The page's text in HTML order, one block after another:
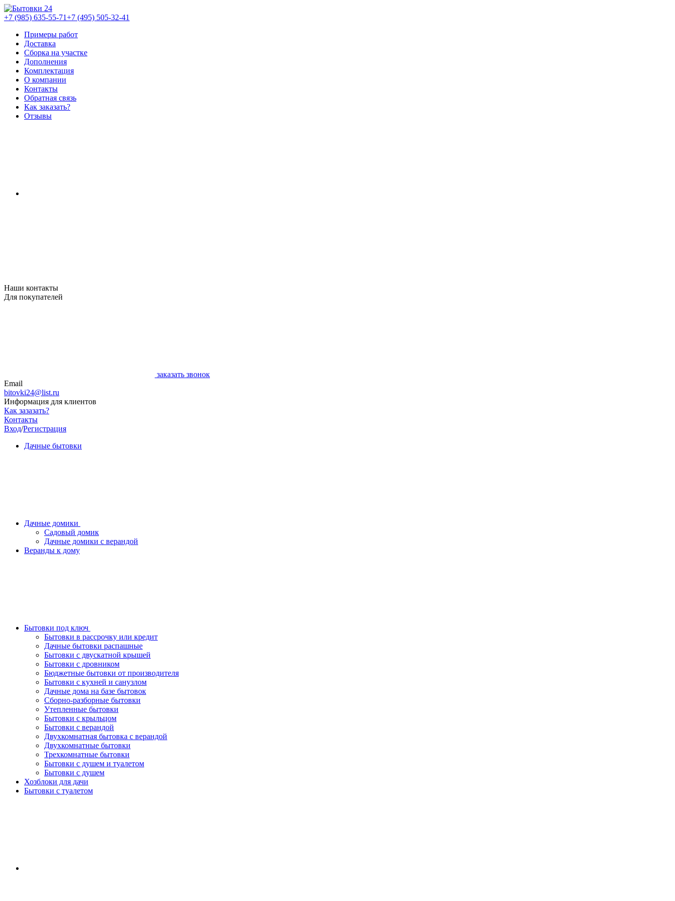
+7 (985) 635-55-71+7 (495) 505-32-41
Примеры работ
Доставка
Сборка на участке
Дополнения
Комплектация
О компании
Контакты
Обратная связь
Как заказать?
Отзывы
Наши контакты
Для покупателей
заказать звонок
Email
bitovki24@list.ru
Информация для клиентов
Как зазазать?
Контакты
Вход/Регистрация
Дачные бытовки
Дачные домики
Садовый домик
Дачные домики с верандой
Веранды к дому
Бытовки под ключ
Бытовки в рассрочку или кредит
Дачные бытовки распашные
Бытовки с двускатной крышей
Бытовки с дровником
Бюджетные бытовки от производителя
Бытовки с кухней и санузлом
Дачные дома на базе бытовок
Сборно-разборные бытовки
Утепленные бытовки
Бытовки с крыльцом
Бытовки с верандой
Двухкомнатная бытовка с верандой
Двухкомнатные бытовки
Трехкомнатные бытовки
Бытовки с душем и туалетом
Бытовки с душем
Хозблоки для дачи
Бытовки с туалетом